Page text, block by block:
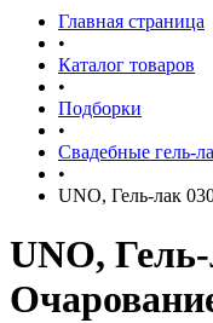
Главная страница
•
Каталог товаров
•
Подборки
•
Свадебные гель-
•
UNO, Гель-лак
UNO,